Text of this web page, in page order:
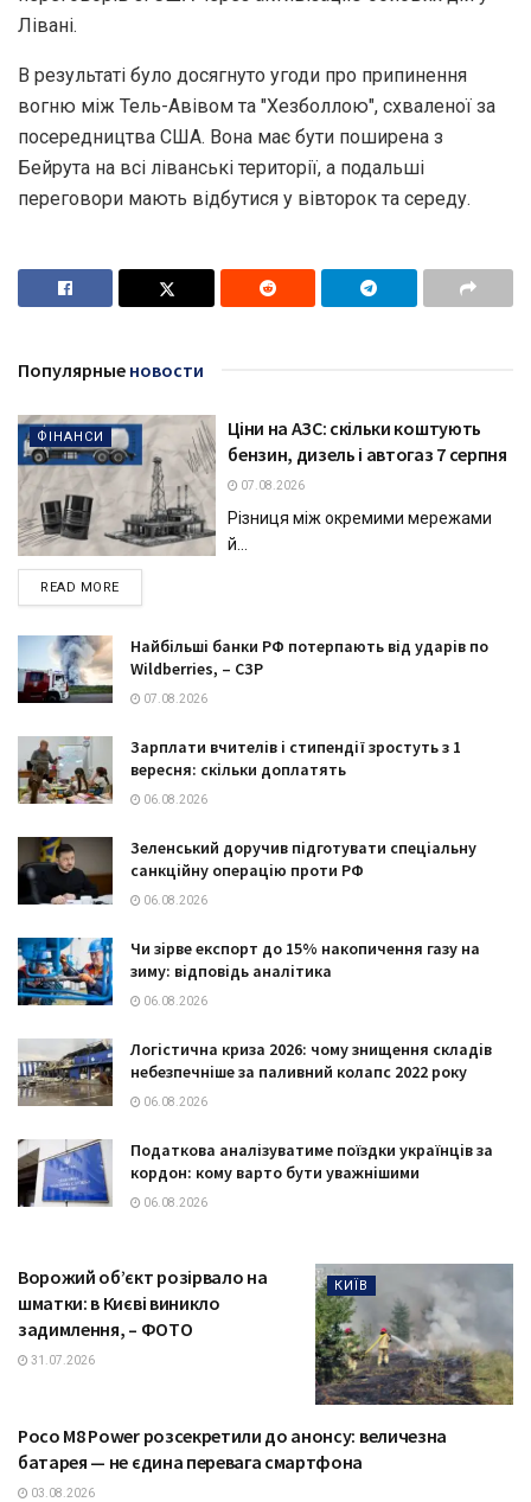
Лівані.
В результаті було досягнуто угоди про припинення
вогню між Тель-Авівом та "Хезболлою", схваленої за
посередництва США. Вона має бути поширена з
Бейрута на всі ліванські території, а подальші
переговори мають відбутися у вівторок та середу.
Популярные новости
ФІНАНСИ
Ціни на АЗС: скільки коштують
бензин, дизель і автогаз 7 серпня
07.08.2026
Різниця між окремими мережами
й...
READ MOREDETAILS
Найбільші банки РФ потерпають від ударів по
Wildberries, – СЗР
07.08.2026
Зарплати вчителів і стипендії зростуть з 1
вересня: скільки доплатять
06.08.2026
Зеленський доручив підготувати спеціальну
санкційну операцію проти РФ
06.08.2026
Чи зірве експорт до 15% накопичення газу на
зиму: відповідь аналітика
06.08.2026
Логістична криза 2026: чому знищення складів
небезпечніше за паливний колапс 2022 року
06.08.2026
Податкова аналізуватиме поїздки українців за
кордон: кому варто бути уважнішими
06.08.2026
КИЇВ
Ворожий об’єкт розірвало на
шматки: в Києві виникло
задимлення, – ФОТО
31.07.2026
ТЕХНОЛОГІЇ
Poco M8 Power розсекретили до анонсу: величезна
батарея — не єдина перевага смартфона
03.08.2026